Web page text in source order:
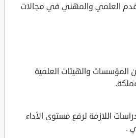
العلمي والمهني في مجالات
المؤسسات والهيئات العلمية
اللازمة لرفع مستوى الأداء
.